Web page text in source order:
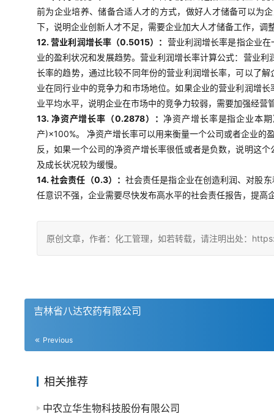
前为企业培养、储备合适人才的方式，做好人才储备可以为
下，说明企业创新人才不足，需要企业加大人才储备工作，调
12. 营业利润增长率（0.5015）： 营业利润增长率是指企业
业的盈利状况和发展趋势。营业利润增长率计算公式：营业
长率的趋势，通过比较不同年份的营业利润增长率，可以了
业在同行业中的竞争力和市场地位。如果企业的营业利润增
业平均水平，说明企业在市场中的竞争力较弱，需要加强经
13. 净资产增长率（0.2878）： 净资产增长率是指企业本
产)×100%。 净资产增长率可以用来衡量一个公司或者企业的
反，如果一个公司的净资产增长率很低或者是负数，说明这
及成长状况较为缓慢。
14. 社会责任（0.3）： 社会责任是指企业在创造利润、对股
任意识不强，企业需要尽快发布高水平的社会责任报告，提高
原创文章，作者：化工管理，如若转载，请注明出处：
吉林省八达农药有限公司
Previous
相关推荐
中农立华生物科技股份有限公司